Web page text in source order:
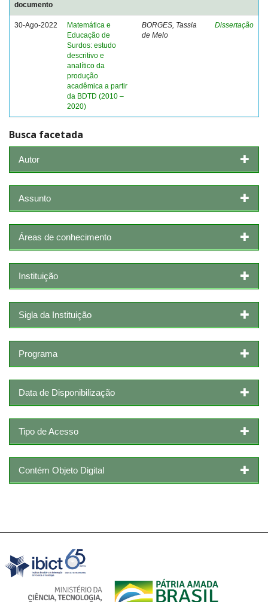
documento
30-Ago-2022
Matemática e
Educação de
Surdos: estudo
descritivo e
analítico da
produção
acadêmica a partir
da BDTD (2010 –
2020)
BORGES, Tassia
de Melo
Dissertação
Busca facetada
Autor
Assunto
Áreas de conhecimento
Instituição
Sigla da Instituição
Programa
Data de Disponibilização
Tipo de Acesso
Contém Objeto Digital